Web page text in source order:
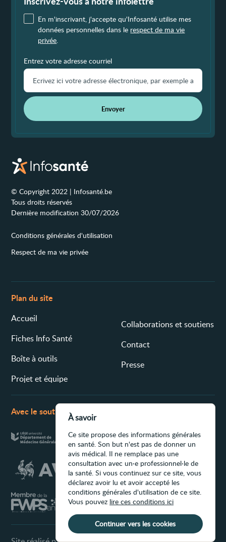
En m'inscrivant, j'accepte qu'Infosanté utilise mes
données personnelles dans le respect de ma vie
privée.
Entrez votre adresse courriel
Envoyer
© Copyright 2022 | Infosanté.be
Tous droits réservés
Dernière modification 30/07/2026
Conditions générales d'utilisation
Respect de ma vie privée
Plan du site
Accueil
Fiches Info Santé
Boîte à outils
Projet et équipe
Collaborations et soutiens
Contact
Presse
Avec le soutien de
À savoir
Ce site propose des informations générales
en santé. Son but n'est pas de donner un
avis médical. Il ne remplace pas une
consultation avec un·e professionnel·le de
la santé. Si vous continuez sur ce site, vous
déclarez avoir lu et avoir accepté les
conditions générales d'utilisation de ce site.
Vous pouvez lire ces conditions ici
Continuer vers les cookies